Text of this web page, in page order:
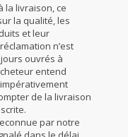
la livraison, ce
la qualité, les
et leur
n’est
ouvrés à
entend
de la livraison
par notre